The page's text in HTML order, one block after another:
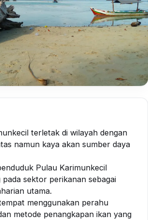
terletak di wilayah dengan
namun kaya akan sumber daya
Pulau Karimunkecil
sektor perikanan sebagai
utama.
menggunakan perahu
metode penangkapan ikan yang